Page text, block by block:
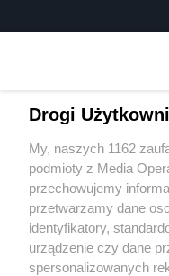
Wydawca mediów
Drogi
My, naszych 1162
podmioty z Media
przechowujemy
przetwarzamy dane
identyfikatory,
urządzenie czy dane
spersonalizowanych